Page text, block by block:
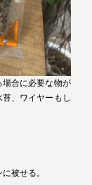
合に必要な物が
、ワイヤーもし
被せる。